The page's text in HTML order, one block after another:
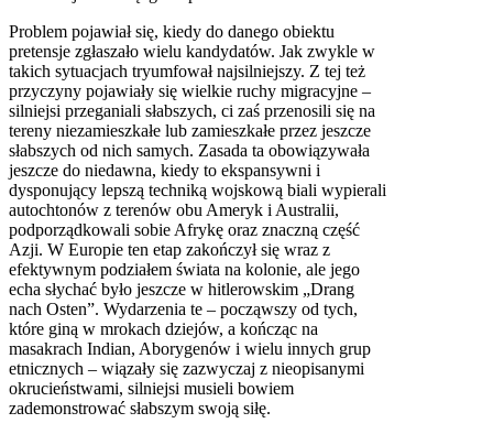
Problem pojawiał się, kiedy do danego obiektu
pretensje zgłaszało wielu kandydatów. Jak zwykle w
takich sytuacjach tryumfował najsilniejszy. Z tej też
przyczyny pojawiały się wielkie ruchy migracyjne –
silniejsi przeganiali słabszych, ci zaś przenosili się na
tereny niezamieszkałe lub zamieszkałe przez jeszcze
słabszych od nich samych. Zasada ta obowiązywała
jeszcze do niedawna, kiedy to ekspansywni i
dysponujący lepszą techniką wojskową biali wypierali
autochtonów z terenów obu Ameryk i Australii,
podporządkowali sobie Afrykę oraz znaczną część
Azji. W Europie ten etap zakończył się wraz z
efektywnym podziałem świata na kolonie, ale jego
echa słychać było jeszcze w hitlerowskim „Drang
nach Osten”. Wydarzenia te – począwszy od tych,
które giną w mrokach dziejów, a kończąc na
masakrach Indian, Aborygenów i wielu innych grup
etnicznych – wiązały się zazwyczaj z nieopisanymi
okrucieństwami, silniejsi musieli bowiem
zademonstrować słabszym swoją siłę.